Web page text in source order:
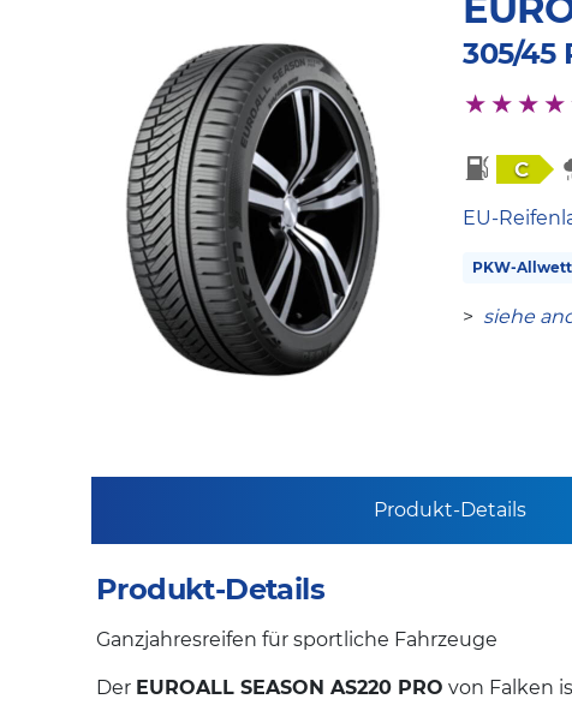
305/45
C
EU-
PKW-
> siehe
Produkt-Details
Produkt-Details
Ganzjahresreifen für sportliche Fahrzeuge
Der EUROALL SEASON AS220 PRO von Falken